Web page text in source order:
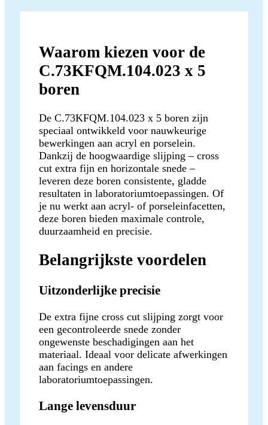
Waarom kiezen voor de
C.73KFQM.104.023 x 5
boren
De C.73KFQM.104.023 x 5 boren zijn
speciaal ontwikkeld voor nauwkeurige
bewerkingen aan acryl en porselein.
Dankzij de hoogwaardige slijping – cross
cut extra fijn en horizontale snede –
leveren deze boren consistente, gladde
resultaten in laboratoriumtoepassingen. Of
je nu werkt aan acryl- of porseleinfacetten,
deze boren bieden maximale controle,
duurzaamheid en precisie.
Belangrijkste voordelen
Uitzonderlijke precisie
De extra fijne cross cut slijping zorgt voor
een gecontroleerde snede zonder
ongewenste beschadigingen aan het
materiaal. Ideaal voor delicate afwerkingen
aan facings en andere
laboratoriumtoepassingen.
Lange levensduur